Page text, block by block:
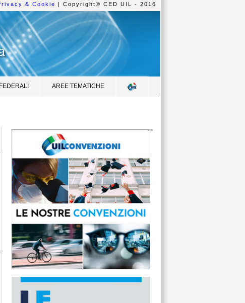
& Cookie | Copyright® CED UIL - 2016
AREE TEMATICHE
->